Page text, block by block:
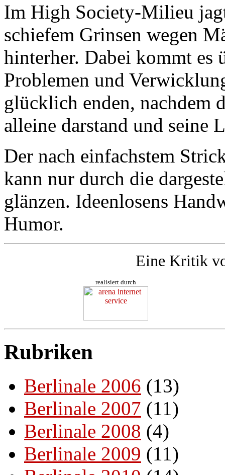
Im High Society-Milieu
schiefem Grinsen wegen
hinterher. Dabei kommt es
Problemen und
glücklich enden, nachdem
alleine darstand und seine
Der nach einfachstem
kann nur durch die
glänzen. Ideenlosens
Humor.
Eine Kritik
realisiert durch
Rubriken
Berlinale 2006 (13)
Berlinale 2007 (11)
Berlinale 2008 (4)
Berlinale 2009 (11)